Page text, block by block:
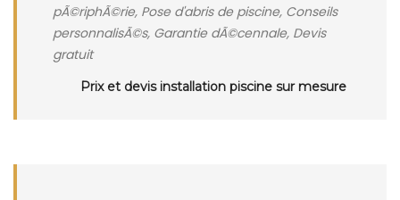
pÃ©riphÃ©rie, Pose d'abris de piscine, Conseils
personnalisÃ©s, Garantie dÃ©cennale, Devis
gratuit
Prix et devis installation piscine sur mesure